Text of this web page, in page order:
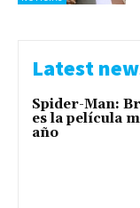
Latest
Spider-Man:
es la película
año